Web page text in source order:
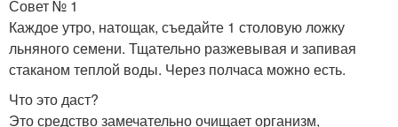
Совет № 1
Каждое утро, натощак, съедайте 1 столовую ложку
льняного семени. Тщательно разжевывая и запивая
стаканом теплой воды. Через полчаса можно есть.
Что это даст?
Это средство замечательно очищает организм,